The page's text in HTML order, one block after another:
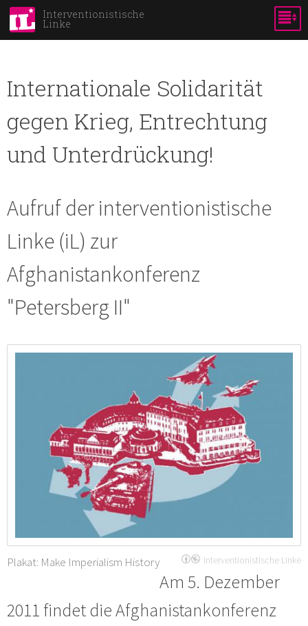
Direkt
Inhalt
Interventionistische
Linke
Internationale Solidarität
gegen Krieg, Entrechtung
und Unterdrückung!
Aufruf der interventionistische
Linke (iL) zur
Afghanistankonferenz
"Petersberg II"
Plakat: Make Imperialism History Interventionistische Linke
Am 5. Dezember
2011 findet die Afghanistankonferenz